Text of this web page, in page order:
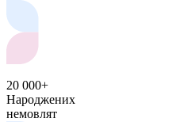
20 000+
Народжених
немовлят